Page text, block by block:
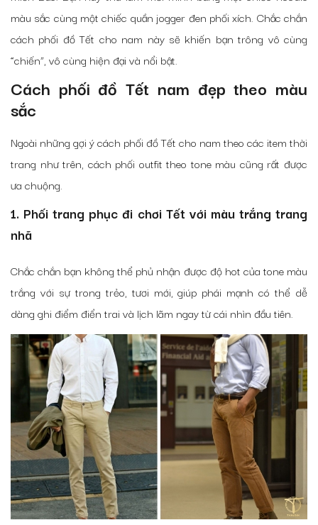
màu sắc cùng một chiếc quần jogger đen phối xích. Chắc chắn
cách phối đồ Tết cho nam này sẽ khiến bạn trông vô cùng
“chiến”, vô cùng hiện đại và nổi bật.
Cách phối đồ Tết nam đẹp theo màu
sắc
Ngoài những gợi ý cách phối đồ Tết cho nam theo các item thời
trang như trên, cách phối outfit theo tone màu cũng rất được
ưa chuộng.
1. Phối trang phục đi chơi Tết với màu trắng trang
nhã
Chắc chắn bạn không thể phủ nhận được độ hot của tone màu
trắng với sự trong trẻo, tươi mới, giúp phái mạnh có thể dễ
dàng ghi điểm điển trai và lịch lãm ngay từ cái nhìn đầu tiên.